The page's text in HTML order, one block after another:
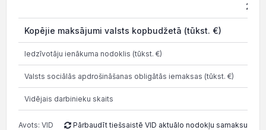
2019
Kopējie maksājumi valsts kopbudžetā (tūkst. €)
Iedzīvotāju ienākuma nodoklis (tūkst. €)
Valsts sociālās apdrošināšanas obligātās iemaksas (tūkst. €)
Vidējais darbinieku skaits
Avots: VID Pārbaudīt tiešsaistē VID aktuālo nodokļu samaksu